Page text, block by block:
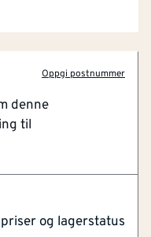
og lagerstatus
Oppgi postnummer
denne
til
og skitt. Passer til
semsket
pusteevne og